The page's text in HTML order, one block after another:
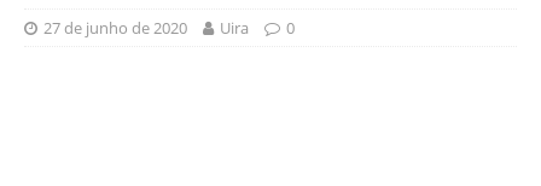
27 de junho de 2020 Uira 0